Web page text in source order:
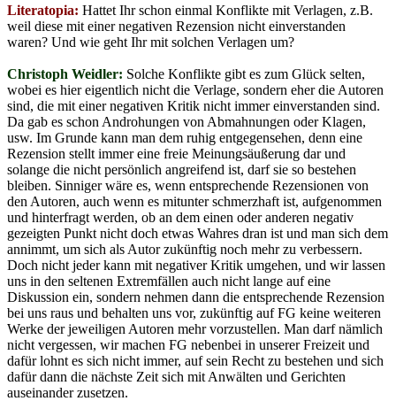
Literatopia: Hattet Ihr schon einmal Konflikte mit Verlagen, z.B.
weil diese mit einer negativen Rezension nicht einverstanden
waren? Und wie geht Ihr mit solchen Verlagen um?
Christoph Weidler: Solche Konflikte gibt es zum Glück selten,
wobei es hier eigentlich nicht die Verlage, sondern eher die Autoren
sind, die mit einer negativen Kritik nicht immer einverstanden sind.
Da gab es schon Androhungen von Abmahnungen oder Klagen,
usw. Im Grunde kann man dem ruhig entgegensehen, denn eine
Rezension stellt immer eine freie Meinungsäußerung dar und
solange die nicht persönlich angreifend ist, darf sie so bestehen
bleiben. Sinniger wäre es, wenn entsprechende Rezensionen von
den Autoren, auch wenn es mitunter schmerzhaft ist, aufgenommen
und hinterfragt werden, ob an dem einen oder anderen negativ
gezeigten Punkt nicht doch etwas Wahres dran ist und man sich dem
annimmt, um sich als Autor zukünftig noch mehr zu verbessern.
Doch nicht jeder kann mit negativer Kritik umgehen, und wir lassen
uns in den seltenen Extremfällen auch nicht lange auf eine
Diskussion ein, sondern nehmen dann die entsprechende Rezension
bei uns raus und behalten uns vor, zukünftig auf FG keine weiteren
Werke der jeweiligen Autoren mehr vorzustellen. Man darf nämlich
nicht vergessen, wir machen FG nebenbei in unserer Freizeit und
dafür lohnt es sich nicht immer, auf sein Recht zu bestehen und sich
dafür dann die nächste Zeit sich mit Anwälten und Gerichten
auseinander zusetzen.